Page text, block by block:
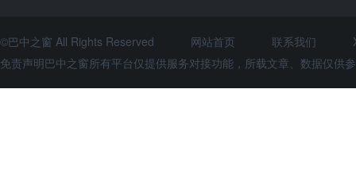
©巴中之窗 All Rights Reserved 网站首页 联系我们
免责声明巴中之窗所有平台仅提供服务对接功能，所载文章、数据仅